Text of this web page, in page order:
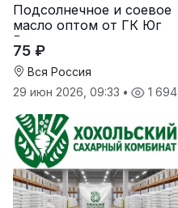
Подсолнечное и соевое
масло оптом от ГК Юг
Руси
75 ₽
Вся Россия
29 июн 2026, 09:33 • 1 694